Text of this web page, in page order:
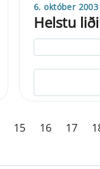
6. október 2003
Helstu
15 16 17